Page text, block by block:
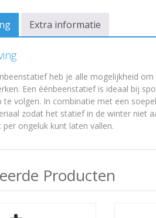
Extra informatie
heb je alle mogelijkheid
Een éénbeenstatief is ideaal bij
te volgen. In combinatie met een
zodat het statief in de winter niet
ongeluk kunt laten vallen.
Producten